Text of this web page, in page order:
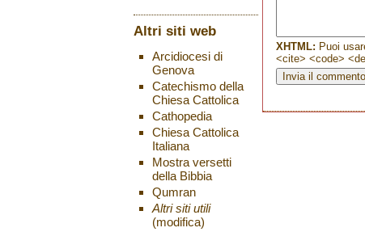
XHTML: Puoi
<cite> <code>
Altri siti web
Arcidiocesi di
Genova
Catechismo della
Chiesa Cattolica
Cathopedia
Chiesa Cattolica
Italiana
Mostra versetti
della Bibbia
Qumran
Altri siti utili
(modifica)